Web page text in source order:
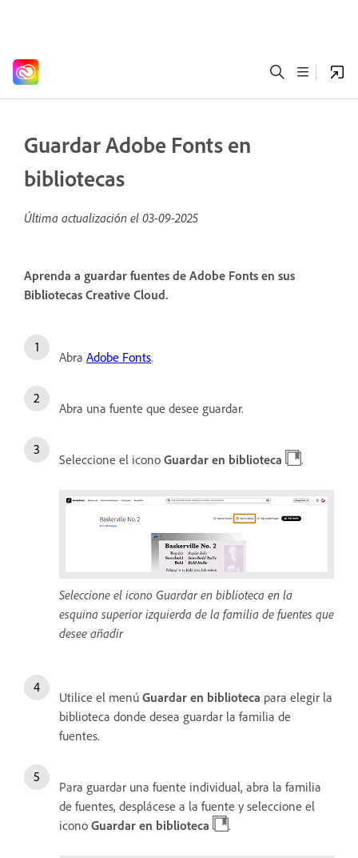
Guardar Adobe Fonts en
bibliotecas
Última actualización el 03-09-2025
Aprenda a guardar fuentes de Adobe Fonts en sus
Bibliotecas Creative Cloud.
Abra Adobe Fonts.
Abra una fuente que desee guardar.
Seleccione el icono Guardar en biblioteca .
Seleccione el icono Guardar en biblioteca en la
esquina superior izquierda de la familia de fuentes que
desee añadir
Utilice el menú Guardar en biblioteca para elegir la
biblioteca donde desea guardar la familia de
fuentes.
Para guardar una fuente individual, abra la familia
de fuentes, desplácese a la fuente y seleccione el
icono Guardar en biblioteca .